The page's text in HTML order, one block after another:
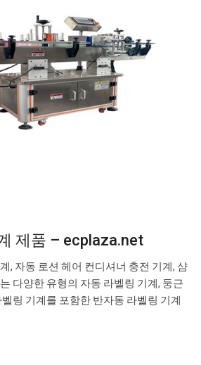
제품 – ecplaza.net
, 자동 로션 헤어 컨디셔너 충전 기계, 샴
다양한 유형의 자동 라벨링 기계, 둥근
링 기계를 포함한 반자동 라벨링 기계